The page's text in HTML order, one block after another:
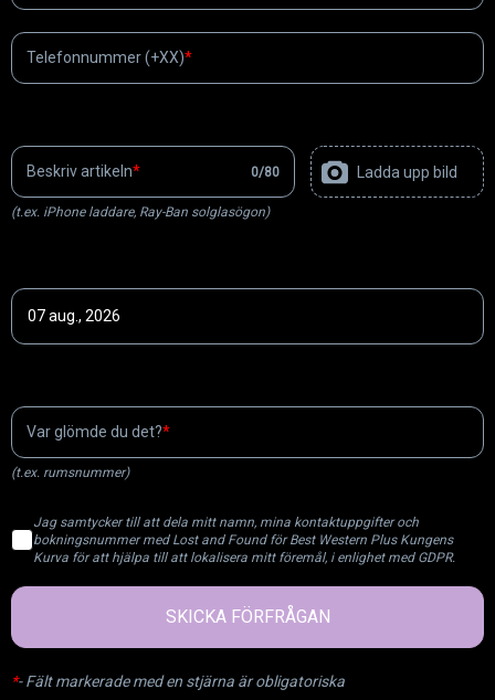
Telefonnummer (+XX)
Beskriv artikeln 0/80 Ladda upp bild
(t.ex. iPhone laddare, Ray-Ban solglasögon)
Var glömde du det?
(t.ex. rumsnummer)
Jag samtycker till att dela mitt namn, mina kontaktuppgifter och
bokningsnummer med Lost and Found för Best Western Plus Kungens
Kurva för att hjälpa till att lokalisera mitt föremål, i enlighet med GDPR.
SKICKA FÖRFRÅGAN
*-Fält markerade med en stjärna är obligatoriska